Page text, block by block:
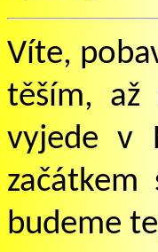
Víte,
těším, až
vyjede v
začátkem
budeme